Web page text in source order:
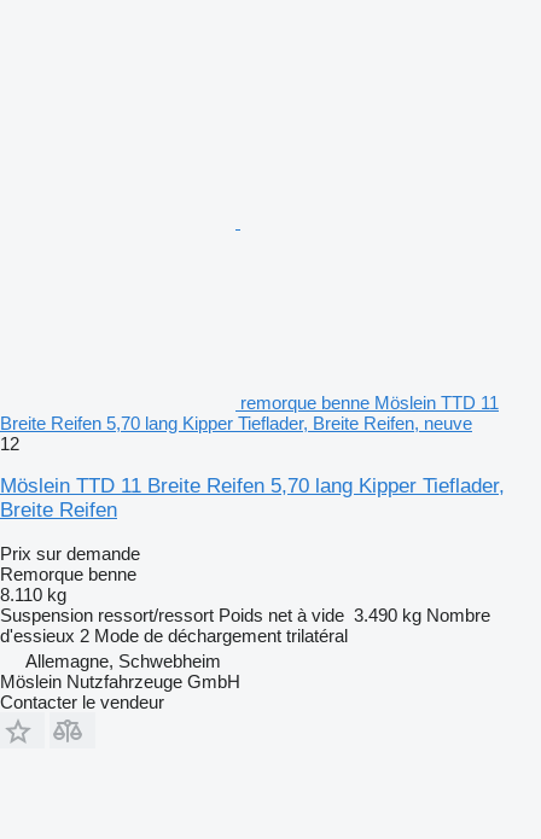
remorque benne Möslein TTD 11
Breite Reifen 5,70 lang Kipper Tieflader, Breite Reifen, neuve
12
Möslein TTD 11 Breite Reifen 5,70 lang Kipper Tieflader,
Breite Reifen
Prix sur demande
Remorque benne
8.110 kg
Suspension ressort/ressort Poids net à vide 3.490 kg Nombre
d'essieux 2 Mode de déchargement trilatéral
Allemagne, Schwebheim
Möslein Nutzfahrzeuge GmbH
Contacter le vendeur